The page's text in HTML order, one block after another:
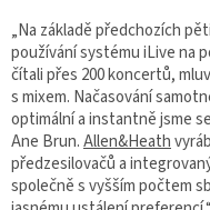
„Na základě předchozích
používání systému iLive na
čítali přes 200 koncertů,
s mixem. Načasování
optimální a instantně jsme
Ane Brun.Allen&Heath
předzesilovačů a
společně s vyšším počtem